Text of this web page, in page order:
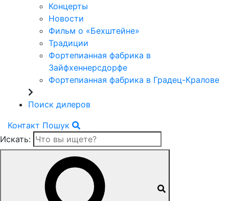
Концерты
Новости
Фильм о «Бехштейне»
Традиции
Фортепианная фабрика в
Зайфхеннерсдорфе
Фортепианная фабрика в Градец-Кралове
Поиск дилеров
Контакт Пошук
Искать: